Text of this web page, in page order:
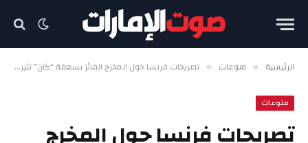
الرئيسية » منوعات » تصريحات فرنسا حول المخرج الفائز بسعفة “كان” تثير غضب إيران
منوعات